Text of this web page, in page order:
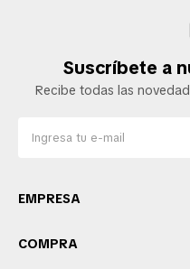
Suscríbete a
Recibe todas las
EMPRESA
COMPRA